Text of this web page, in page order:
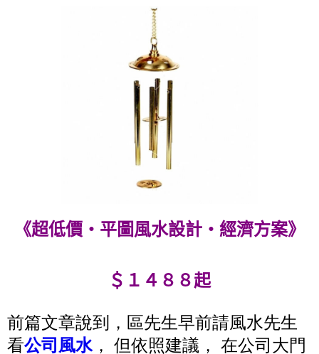
《超低價‧平圖風水設計‧經濟方案》
＄１４８８起
前篇文章說到，區先生早前請風水先生
看公司風水， 但依照建議， 在公司大門